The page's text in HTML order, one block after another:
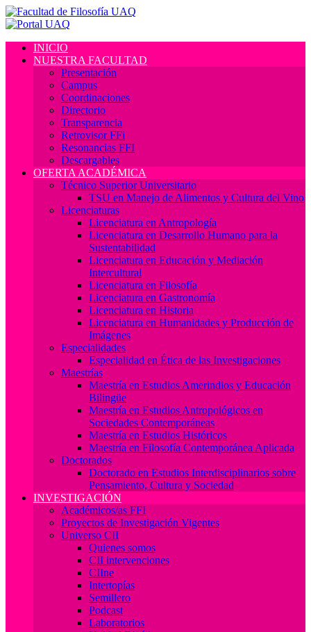
INICIO
NUESTRA FACULTAD
Presentación
Campus
Coordinaciones
Directorio
Transparencia
Retrovisor FFi
Resonancias FFI
Descargables
OFERTA ACADÉMICA
Técnico Superior Universitario
TSU en Manejo de Alimentos y Cultura del Vino
Licenciaturas
Licenciatura en Antropología
Licenciatura en Desarrollo Humano para la
Sustentabilidad
Licenciatura en Educación y Mediación
Intercultural
Licenciatura en Filosofía
Licenciatura en Gastronomía
Licenciatura en Historia
Licenciatura en Humanidades y Producción de
Imágenes
Especialidades
Especialidad en Ética de las Investigaciones
Maestrías
Maestría en Estudios Amerindios y Educación
Bilingüe
Maestría en Estudios Antropológicos en
Sociedades Contemporáneas
Maestría en Estudios Históricos
Maestría en Filosofía Contemporánea Aplicada
Doctorados
Doctorado en Estudios Interdisciplinarios sobre
Pensamiento, Cultura y Sociedad
INVESTIGACIÓN
Académicos/as FFI
Proyectos de Investigación Vigentes
Universo CII
Quienes somos
CII intervenciones
CIIne
Intertopías
Semillero
Podcast
Laboratorios